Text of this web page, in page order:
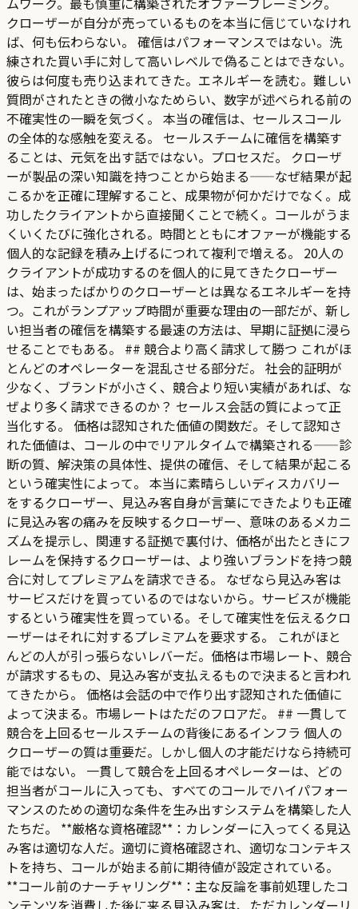
クローザーが自分が売っているものを本当に信じていなけれ
ば、何も伝わらない。 確信はパフォーマンスではない。洗
練された買い手に対して高いレベルで偽ることはできない。
彼らは何度も売り込まれてきた。エネルギーを読む。難しい
質問がされたときの微小なためらい、数字が述べられる前の
不確実性の一瞬を気づく。 本当の確信は、セールスコール
の全体的な感触を変える。 セールスチームに確信を構築す
ることは、元気を出す話ではない。プロセスだ。 クローザ
ーが製品の深い知識を持つことから始まる——なぜ結果が起
こるかを正確に理解すること、成果物が何かだけでなく。成
功したクライアントから直接聞くことで続く。コールがうま
くいくたびに強化される。時間とともにオファーが機能する
個人的な記録を積み上げるにつれて複利で増える。 20人の
クライアントが成功するのを個人的に見てきたクローザー
は、始まったばかりのクローザーとは異なるエネルギーを持
つ。これがランプアップ時間が重要な理由の一部だが、新し
い担当者の確信を構築する最速の方法は、早期に証拠に浸ら
せることでもある。 ## 競合より高く請求して勝つ これがほ
とんどのオペレーターを混乱させる部分だ。 社会的証明が
少なく、ブランドが小さく、競合より短い実績があれば、な
ぜより多く請求できるのか？ セールス会話の質によって正
当化する。 価格は認知された価値の関数だ。そして認知さ
れた価値は、コールの中でリアルタイムで構築される——診
断の質、解決策の具体性、提供の確信、そして結果が起こる
という確実性によって。 本当に素晴らしいディスカバリー
をするクローザー、見込み客自身が言葉にできたよりも正確
に見込み客の痛みを反映するクローザー、意味のあるメカニ
ズムを提示し、関連する証拠で裏付け、価格が出たときにフ
レームを保持するクローザーは、より強いブランドを持つ競
合に対してプレミアムを請求できる。 なぜなら見込み客は
サービスだけを買っているのではないから。サービスが機能
するという確実性を買っている。そして確実性を伝えるクロ
ーザーはそれに対するプレミアムを要求する。 これがほと
んどの人が引っ張らないレバーだ。価格は市場レート、競合
が請求するもの、見込み客が支払えるもので決まると言われ
てきたから。 価格は会話の中で作り出す認知された価値に
よって決まる。市場レートはただのフロアだ。 ## 一貫して
競合を上回るセールスチームの背後にあるインフラ 個人の
クローザーの質は重要だ。しかし個人の才能だけなら持続可
能ではない。 一貫して競合を上回るオペレーターは、どの
担当者がコールに入っても、すべてのコールでハイパフォー
マンスのための適切な条件を生み出すシステムを構築した人
たちだ。 **厳格な資格確認**：カレンダーに入ってくる見込
み客は適切な人だ。適切に資格確認され、適切なコンテキス
トを持ち、コールが始まる前に期待値が設定されている。
**コール前のナーチャリング**：主な反論を事前処理したコ
ンテンツを消費した後に来る見込み客は、ただカレンダーリ